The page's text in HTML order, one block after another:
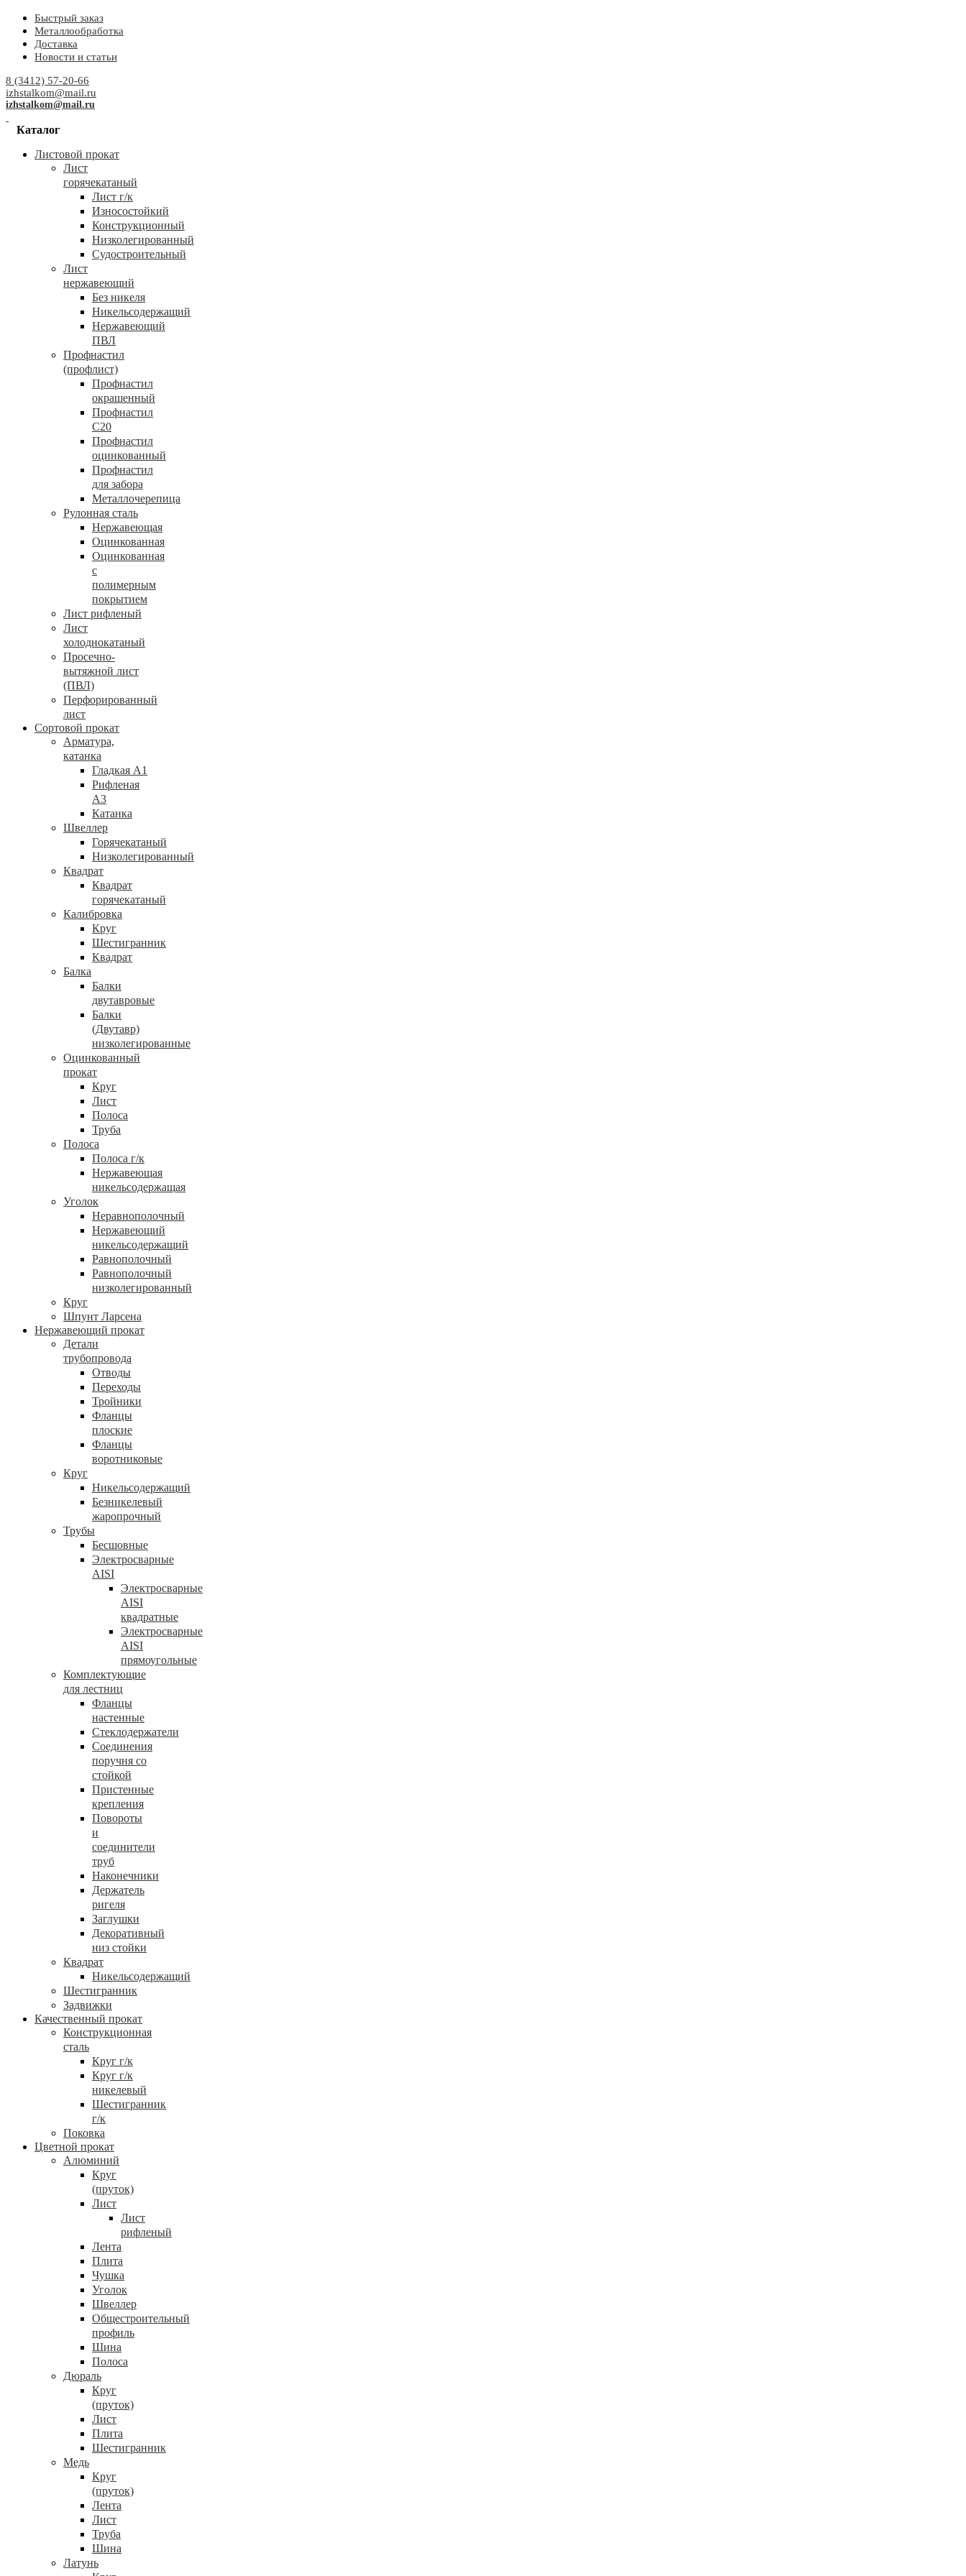
Быстрый заказ
Металлообработка
Доставка
Новости и статьи
8 (3412) 57-20-66
izhstalkom@mail.ru
izhstalkom@mail.ru
Каталог
Листовой прокат
Лист
горячекатаный
Лист г/к
Износостойкий
Конструкционный
Низколегированный
Судостроительный
Лист
нержавеющий
Без никеля
Никельсодержащий
Нержавеющий
ПВЛ
Профнастил
(профлист)
Профнастил
окрашенный
Профнастил
С20
Профнастил
оцинкованный
Профнастил
для забора
Металлочерепица
Рулонная сталь
Нержавеющая
Оцинкованная
Оцинкованная
с
полимерным
покрытием
Лист рифленый
Лист
холоднокатаный
Просечно-
вытяжной лист
(ПВЛ)
Перфорированный
лист
Сортовой прокат
Арматура,
катанка
Гладкая А1
Рифленая
А3
Катанка
Швеллер
Горячекатаный
Низколегированный
Квадрат
Квадрат
горячекатаный
Калибровка
Круг
Шестигранник
Квадрат
Балка
Балки
двутавровые
Балки
(Двутавр)
низколегированные
Оцинкованный
прокат
Круг
Лист
Полоса
Труба
Полоса
Полоса г/к
Нержавеющая
никельсодержащая
Уголок
Неравнополочный
Нержавеющий
никельсодержащий
Равнополочный
Равнополочный
низколегированный
Круг
Шпунт Ларсена
Нержавеющий прокат
Детали
трубопровода
Отводы
Переходы
Тройники
Фланцы
плоские
Фланцы
воротниковые
Круг
Никельсодержащий
Безникелевый
жаропрочный
Трубы
Бесшовные
Электросварные
AISI
Электросварные
AISI
квадратные
Электросварные
AISI
прямоугольные
Комплектующие
для лестниц
Фланцы
настенные
Стеклодержатели
Соединения
поручня со
стойкой
Пристенные
крепления
Повороты
и
соединители
труб
Наконечники
Держатель
ригеля
Заглушки
Декоративный
низ стойки
Квадрат
Никельсодержащий
Шестигранник
Задвижки
Качественный прокат
Конструкционная
сталь
Круг г/к
Круг г/к
никелевый
Шестигранник
г/к
Поковка
Цветной прокат
Алюминий
Круг
(пруток)
Лист
Лист
рифленый
Лента
Плита
Чушка
Уголок
Швеллер
Общестроительный
профиль
Шина
Полоса
Дюраль
Круг
(пруток)
Лист
Плита
Шестигранник
Медь
Круг
(пруток)
Лента
Лист
Труба
Шина
Латунь